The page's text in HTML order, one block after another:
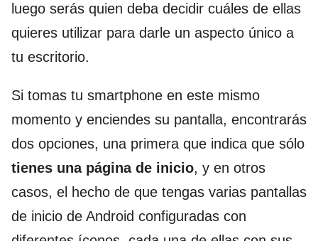
luego serás quien deba decidir cuáles de ellas
quieres utilizar para darle un aspecto único a
tu escritorio.
Si tomas tu smartphone en este mismo
momento y enciendes su pantalla, encontrarás
dos opciones, una primera que indica que sólo
tienes una página de inicio, y en otros
casos, el hecho de que tengas varias pantallas
de inicio de Android configuradas con